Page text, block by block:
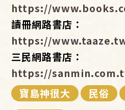
https://
讀冊網路書店：
https://
三民網路書店：
https://
寶島神很大
民俗